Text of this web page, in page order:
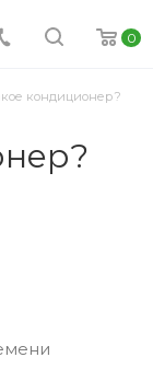
0
кондиционер?